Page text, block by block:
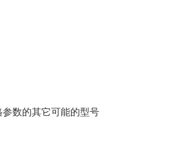
数的其它可能的型号